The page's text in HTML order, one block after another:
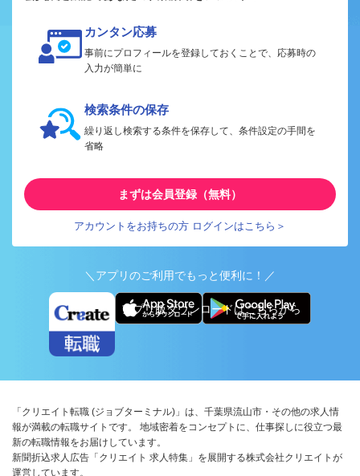
カンタン応募
事前にプロフィールを登録しておくことで、応募時の
入力が簡単に
検索条件の保存
繰り返し検索する条件を保存して、条件設定の手間を
省略
まずは会員登録（無料）
アカウントをお持ちの方 ログインはこちら＞
＼アプリのご利用でもっと便利に！／
アプリ版ダウンロードはこちらから
「クリエイト転職 (ジョブターミナル)」は、千葉県流山市・その他の求人情
報が満載の転職サイトです。 地域密着をコンセプトに、仕事探しに役立つ最
新の転職情報をお届けしています。
新聞折込求人広告「クリエイト 求人特集」を展開する株式会社クリエイトが
運営しています。